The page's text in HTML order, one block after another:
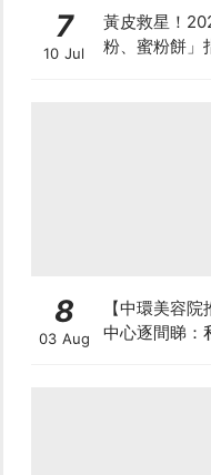
7
10 Jul
黃皮救星！
粉、蜜粉餅」
8
03 Aug
【中環美容
中心逐間睇：